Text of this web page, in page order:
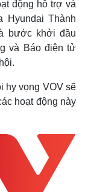
động hỗ trợ và
Hyundai Thành
bước khởi đầu
và Báo điện tử
hy vọng VOV sẽ
hoạt động này